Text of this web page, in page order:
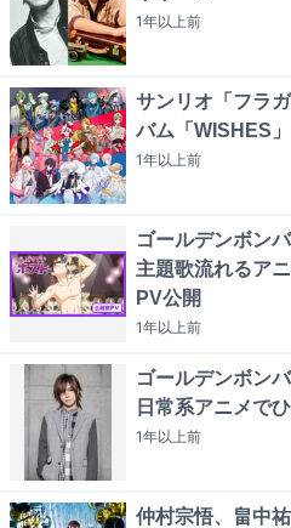
1年以上前
サンリオ「フラ
バム「WISHES
1年以上前
ゴールデンボン
主題歌流れるア
PV公開
1年以上前
ゴールデンボン
日常系アニメで
1年以上前
仲村宗悟、畠中